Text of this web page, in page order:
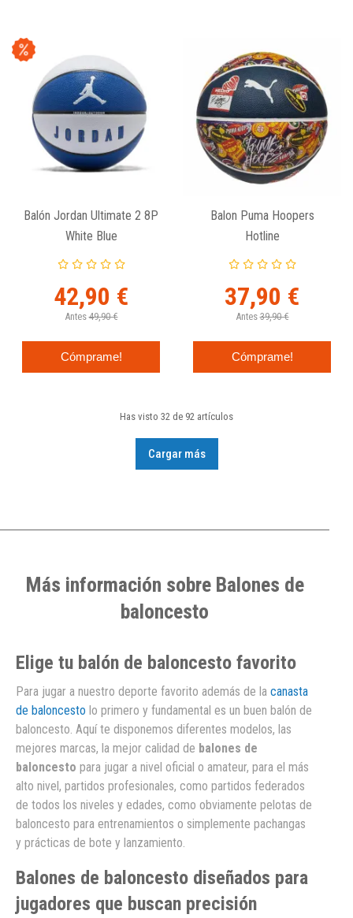
Balón Jordan Ultimate 2 8P
White Blue
42,90 €
Antes 49,90 €
Cómprame!
Balon Puma Hoopers
Hotline
37,90 €
Antes 39,90 €
Cómprame!
Has visto 32 de 92 artículos
Cargar más
Más información sobre Balones de
baloncesto
Elige tu balón de baloncesto favorito
Para jugar a nuestro deporte favorito además de la canasta
de baloncesto lo primero y fundamental es un buen balón de
baloncesto. Aquí te disponemos diferentes modelos, las
mejores marcas, la mejor calidad de balones de
baloncesto para jugar a nivel oficial o amateur, para el más
alto nivel, partidos profesionales, como partidos federados
de todos los niveles y edades, como obviamente pelotas de
baloncesto para entrenamientos o simplemente pachangas
y prácticas de bote y lanzamiento.
Balones de baloncesto diseñados para
jugadores que buscan precisión